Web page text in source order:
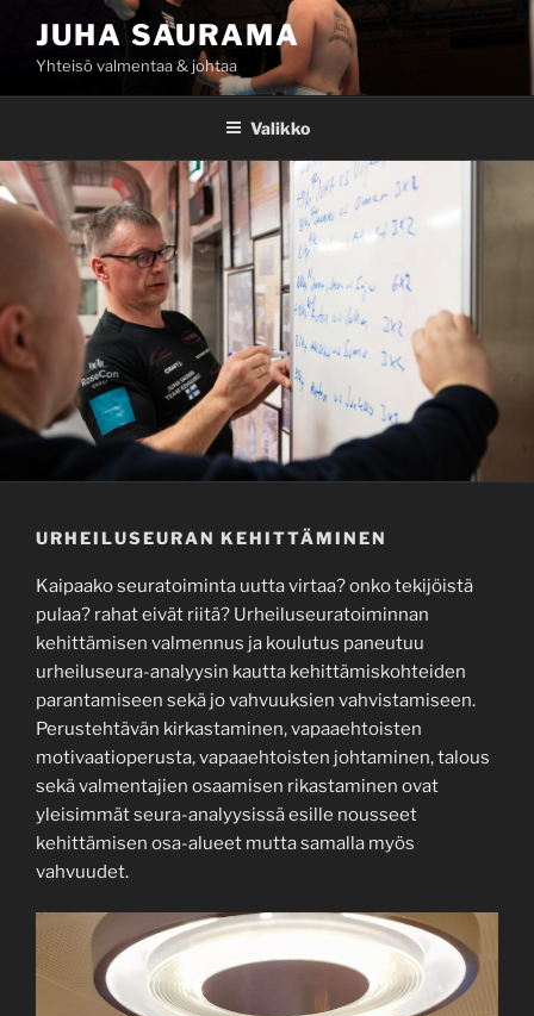
sisältöönJUHA SAURAMA
Yhteisö valmentaa & johtaa
Valikko
URHEILUSEURAN KEHITTÄMINEN
Kaipaako seuratoiminta uutta virtaa? onko tekijöistä
pulaa? rahat eivät riitä? Urheiluseuratoiminnan
kehittämisen valmennus ja koulutus paneutuu
urheiluseura-analyysin kautta kehittämiskohteiden
parantamiseen sekä jo vahvuuksien vahvistamiseen.
Perustehtävän kirkastaminen, vapaaehtoisten
motivaatioperusta, vapaaehtoisten johtaminen, talous
sekä valmentajien osaamisen rikastaminen ovat
yleisimmät seura-analyysissä esille nousseet
kehittämisen osa-alueet mutta samalla myös
vahvuudet.